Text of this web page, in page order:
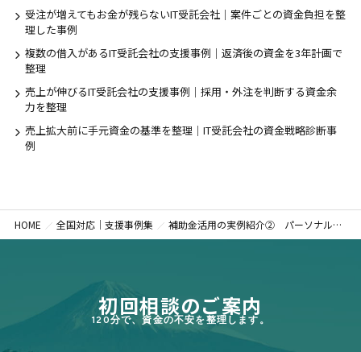
受注が増えてもお金が残らないIT受託会社｜案件ごとの資金負担を整
理した事例
複数の借入があるIT受託会社の支援事例｜返済後の資金を3年計画で
整理
売上が伸びるIT受託会社の支援事例｜採用・外注を判断する資金余
力を整理
売上拡大前に手元資金の基準を整理｜IT受託会社の資金戦略診断事
例
HOME 全国対応｜支援事例集 補助金活用の実例紹介② パーソナルジムのケース
初回相談のご案内
120分で、資金の不安を整理します。